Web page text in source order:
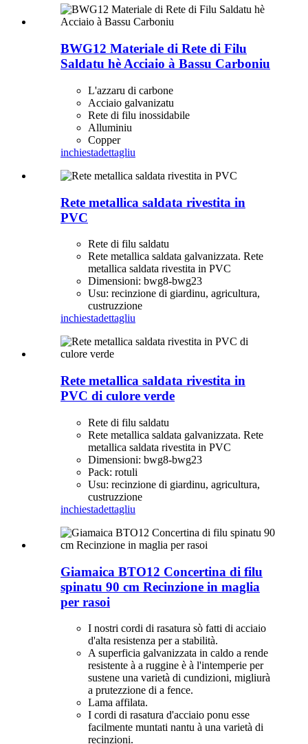
BWG12 Materiale di Rete di Filu
Saldatu hè Acciaio à Bassu Carboniu
L'azzaru di carbone
Acciaio galvanizatu
Rete di filu inossidabile
Alluminiu
Copper
inchiestadettagliu
Rete metallica saldata rivestita in
PVC
Rete di filu saldatu
Rete metallica saldata galvanizzata. Rete
metallica saldata rivestita in PVC
Dimensioni: bwg8-bwg23
Usu: recinzione di giardinu, agricultura,
custruzzione
inchiestadettagliu
Rete metallica saldata rivestita in
PVC di culore verde
Rete di filu saldatu
Rete metallica saldata galvanizzata. Rete
metallica saldata rivestita in PVC
Dimensioni: bwg8-bwg23
Pack: rotuli
Usu: recinzione di giardinu, agricultura,
custruzzione
inchiestadettagliu
Giamaica BTO12 Concertina di filu
spinatu 90 cm Recinzione in maglia
per rasoi
I nostri cordi di rasatura sò fatti di acciaio
d'alta resistenza per a stabilità.
A superficia galvanizzata in caldo a rende
resistente à a ruggine è à l'intemperie per
sustene una varietà di cundizioni, migliurà
a prutezzione di a fence.
Lama affilata.
I cordi di rasatura d'acciaio ponu esse
facilmente muntati nantu à una varietà di
recinzioni.